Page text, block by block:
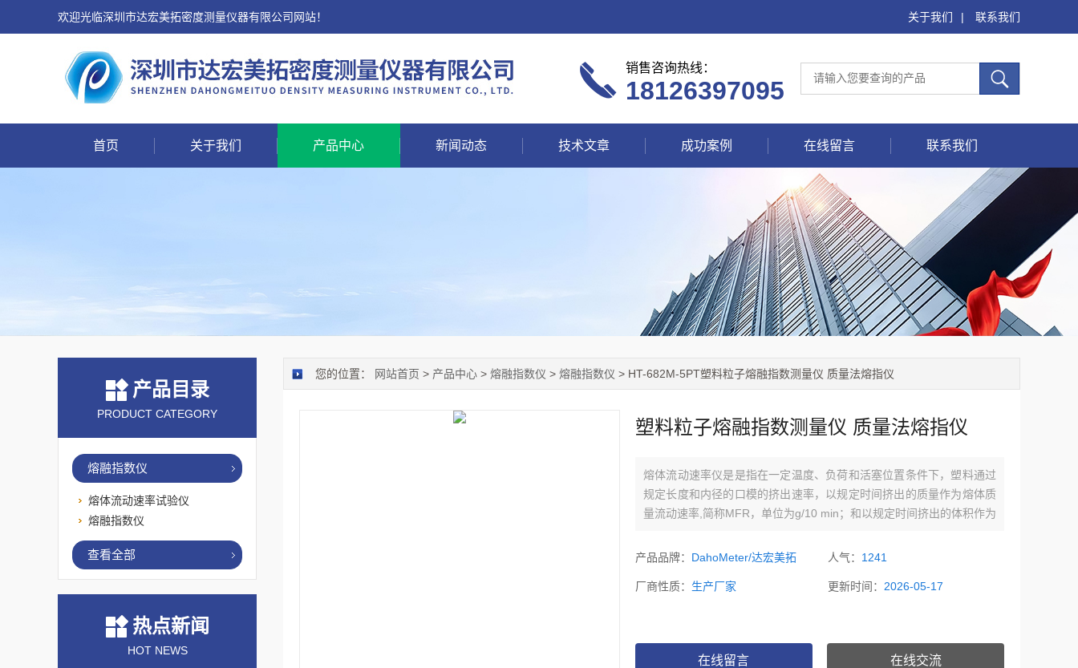
欢迎光临深圳市达宏美拓密度测量仪器有限公司网站！ 关于我们 | 联系我们
销售咨询热线：
18126397095
首页 关于我们 产品中心 新闻动态 技术文章 成功案例 在线留言 联系我们
您的位置： 网站首页 > 产品中心 > 熔融指数仪 > 熔融指数仪 > HT-682M-5PT塑料粒子熔融指数测量仪 质量法熔指仪
塑料粒子熔融指数测量仪 质量法熔指仪
熔体流动速率仪是是指在一定温度、负荷和活塞位置条件下，塑料通过
规定长度和内径的口模的挤出速率，以规定时间挤出的质量作为熔体质
量流动速率,简称MFR，单位为g/10 min；和以规定时间挤出的体积作为
量仪 质量法熔指仪
产品品牌： DahoMeter/达宏美拓 人气： 1241
厂商性质： 生产厂家 更新时间： 2026-05-17
在线留言 在线交流
产品目录
PRODUCT CATEGORY
熔融指数仪
熔体流动速率试验仪
熔融指数仪
查看全部
热点新闻
HOT NEWS